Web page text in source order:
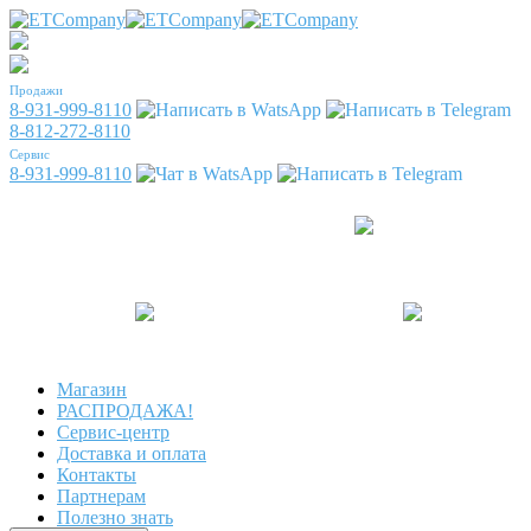
Продажи
8-931-999-8110
8-812-272-8110
Сервис
8-931-999-8110
Магазин
РАСПРОДАЖА!
Сервис-центр
Доставка и оплата
Контакты
Партнерам
Полезно знать